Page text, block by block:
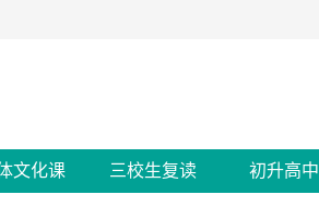
文化课 三校生复读 初升高中